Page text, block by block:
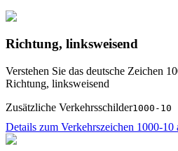
Richtung, linksweisend
Verstehen Sie das deutsche Zeichen
Richtung, linksweisend
Zusätzliche Verkehrsschilder1000-10
Details zum Verkehrszeichen 1000-10